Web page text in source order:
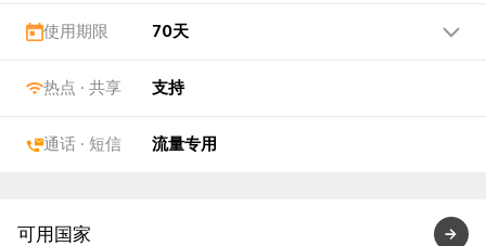
使用期限 70天
热点 · 共享 支持
通话 · 短信 流量专用
可用国家